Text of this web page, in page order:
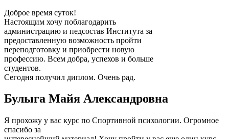
Доброе время суток!
Настоящим хочу поблагодарить
администрацию и педсостав Института за
предоставленную возможность пройти
переподготовку и приобрести новую
профессию. Всем добра, успехов и больше
студентов.
Сегодня получил диплом. Очень рад.
Булыга Майя Александровна
Я прохожу у вас курс по Спортивной психологии. Огромное
спасибо за